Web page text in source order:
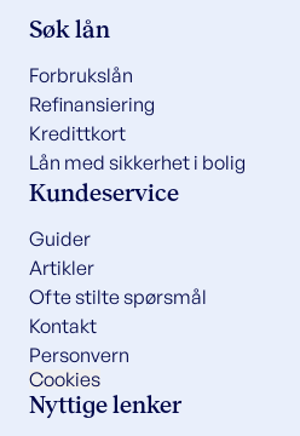
Søk lån
Forbrukslån
Refinansiering
Kredittkort
Lån med sikkerhet i bolig
Kundeservice
Guider
Artikler
Ofte stilte spørsmål
Kontakt
Personvern
Cookies
Nyttige lenker